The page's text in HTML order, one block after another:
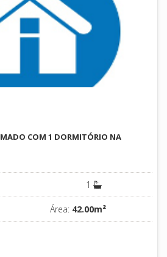
COM 1 DORMITÓRIO NA
1
Área: 42.00m²